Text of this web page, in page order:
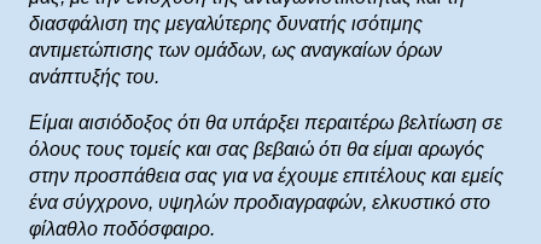
διασφάλιση της μεγαλύτερης δυνατής ισότιμης
αντιμετώπισης των ομάδων, ως αναγκαίων όρων
ανάπτυξής του.
Είμαι αισιόδοξος ότι θα υπάρξει περαιτέρω βελτίωση σε
όλους τους τομείς και σας βεβαιώ ότι θα είμαι αρωγός
στην προσπάθεια σας για να έχουμε επιτέλους και εμείς
ένα σύγχρονο, υψηλών προδιαγραφών, ελκυστικό στο
φίλαθλο ποδόσφαιρο.